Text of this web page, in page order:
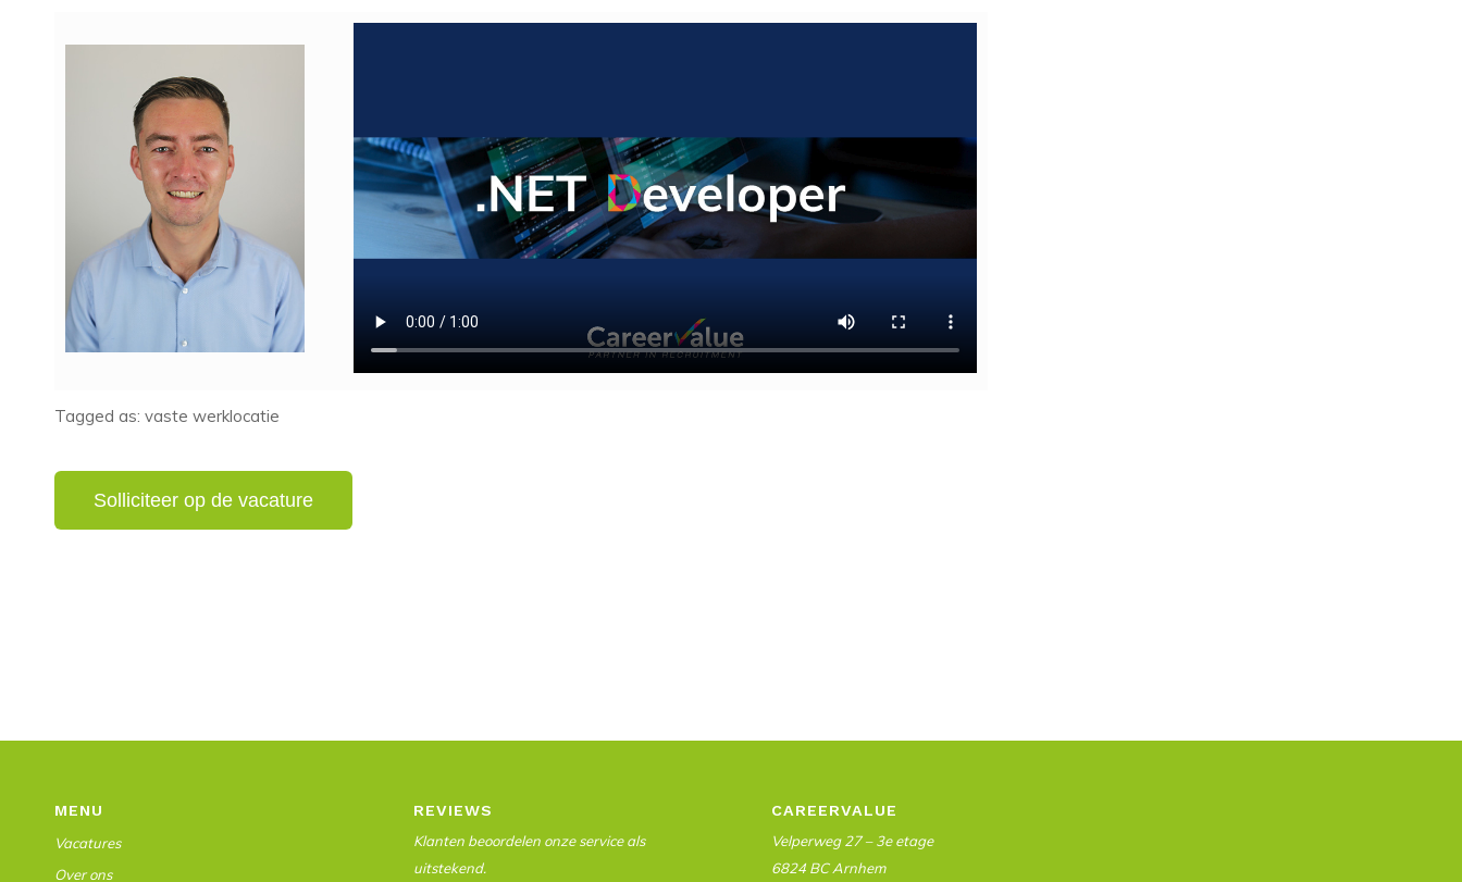
Tagged as: vaste werklocatie
MENU
Vacatures
Over ons
REVIEWS
Klanten beoordelen onze service als
uitstekend.
CAREERVALUE
Velperweg 27 – 3e etage
6824 BC Arnhem